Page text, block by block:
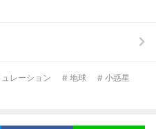
レーション # 地球
# 小惑星